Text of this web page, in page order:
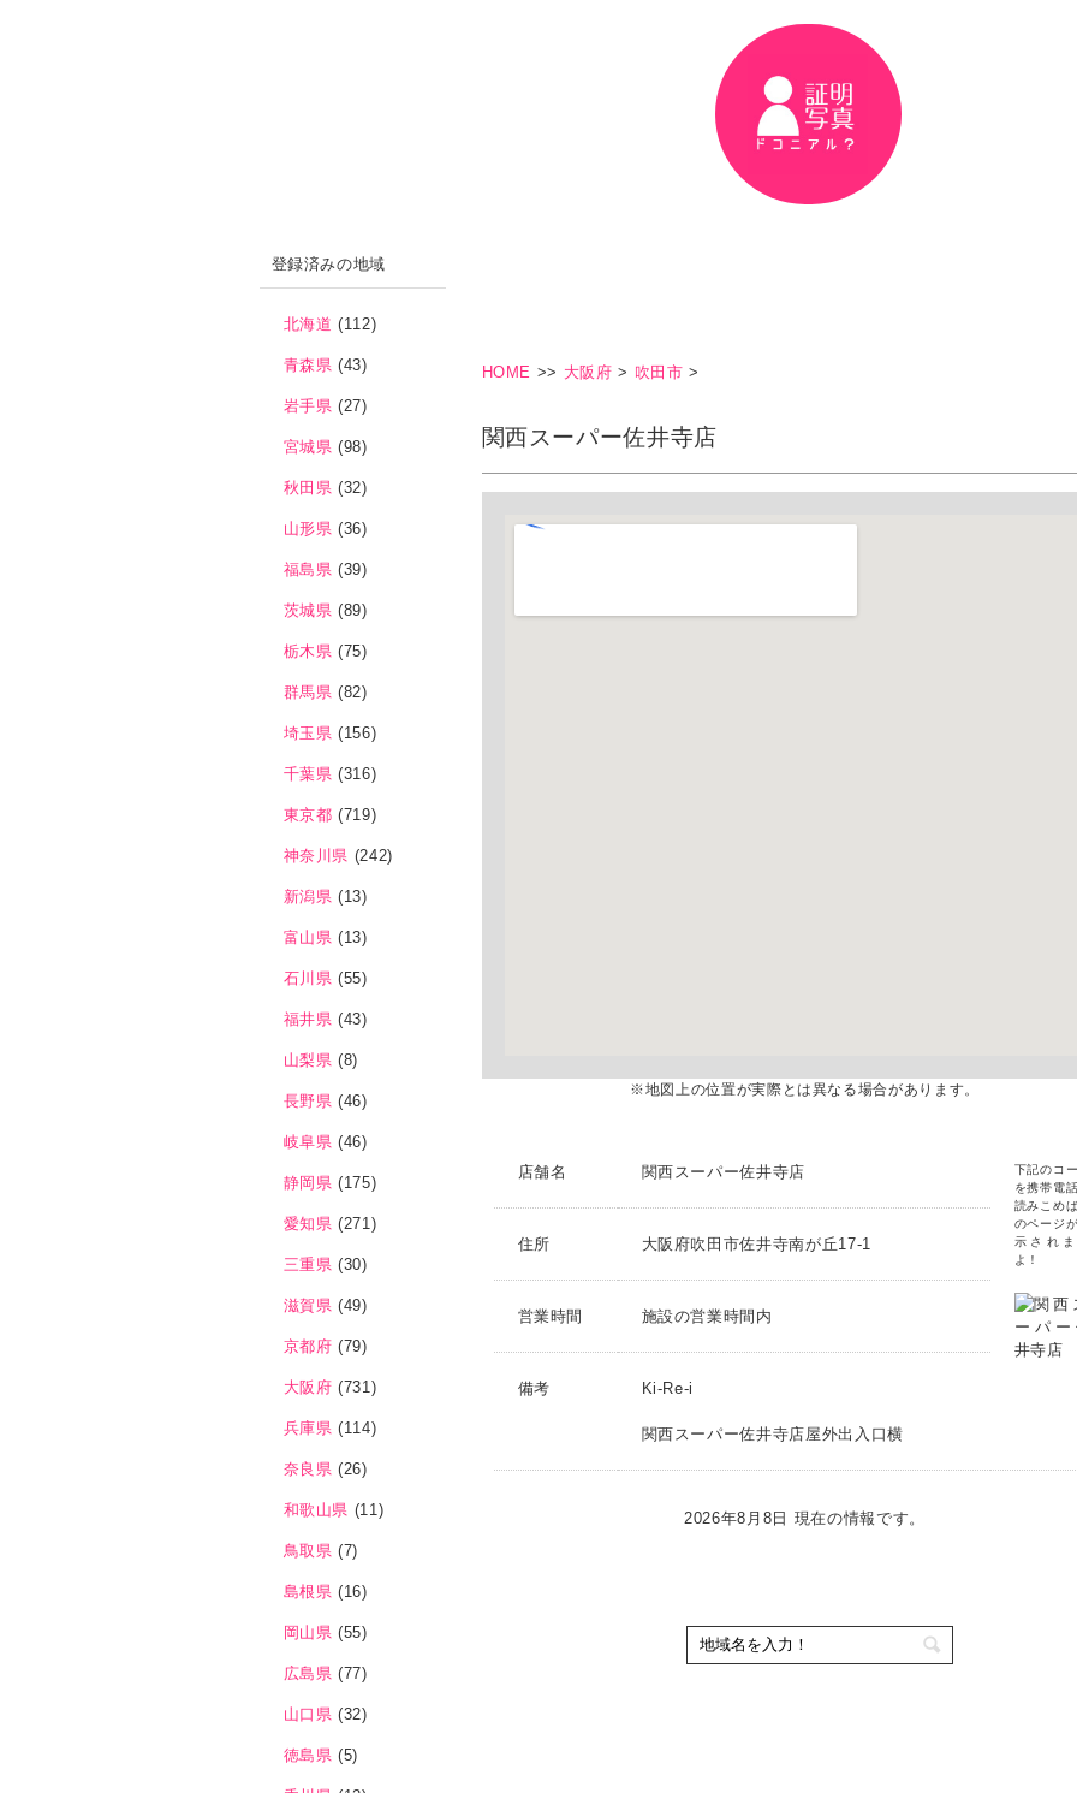
HOME >> 大阪府 > 吹田市 >
関西スーパー佐井寺店
※地図上の位置が実際とは異なる場合があります。
店舗名 関西スーパー佐井寺店
下記のコ
を携帯電
読みこめ
のページ
示され
よ！
住所 大阪府吹田市佐井寺南が丘17-1
営業時間 施設の営業時間内
備考 Ki-Re-i
関西スーパー佐井寺店屋外出入口横
2026年8月8日 現在の情報です。
登録済みの地域
北海道 (112)
青森県 (43)
岩手県 (27)
宮城県 (98)
秋田県 (32)
山形県 (36)
福島県 (39)
茨城県 (89)
栃木県 (75)
群馬県 (82)
埼玉県 (156)
千葉県 (316)
東京都 (719)
神奈川県 (242)
新潟県 (13)
富山県 (13)
石川県 (55)
福井県 (43)
山梨県 (8)
長野県 (46)
岐阜県 (46)
静岡県 (175)
愛知県 (271)
三重県 (30)
滋賀県 (49)
京都府 (79)
大阪府 (731)
兵庫県 (114)
奈良県 (26)
和歌山県 (11)
鳥取県 (7)
島根県 (16)
岡山県 (55)
広島県 (77)
山口県 (32)
徳島県 (5)